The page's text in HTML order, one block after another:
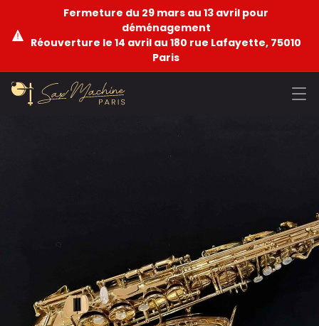
Fermeture du 29 mars au 13 avril pour
déménagement
Réouverture le 14 avril au 180 rue Lafayette, 75010
Paris